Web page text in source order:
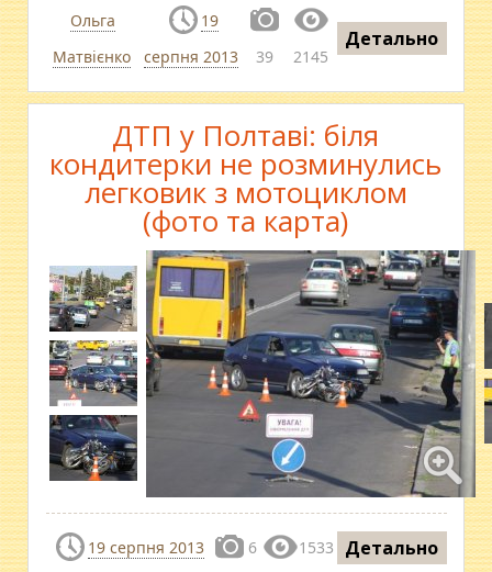
Ольга
Матвієнко
19
серпня 2013
39 2145
Детально
ДТП у Полтаві: біля
кондитерки не розминулись
легковик з мотоциклом
(фото та карта)
19 серпня 2013 6 1533 Детально